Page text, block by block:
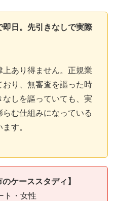
即日。先引きなしで実際
上あり得ません。正規業
り、無審査を謳った時
しを謳っていても、実
む仕組みになっている
す。
ケーススタディ】
ト・女性